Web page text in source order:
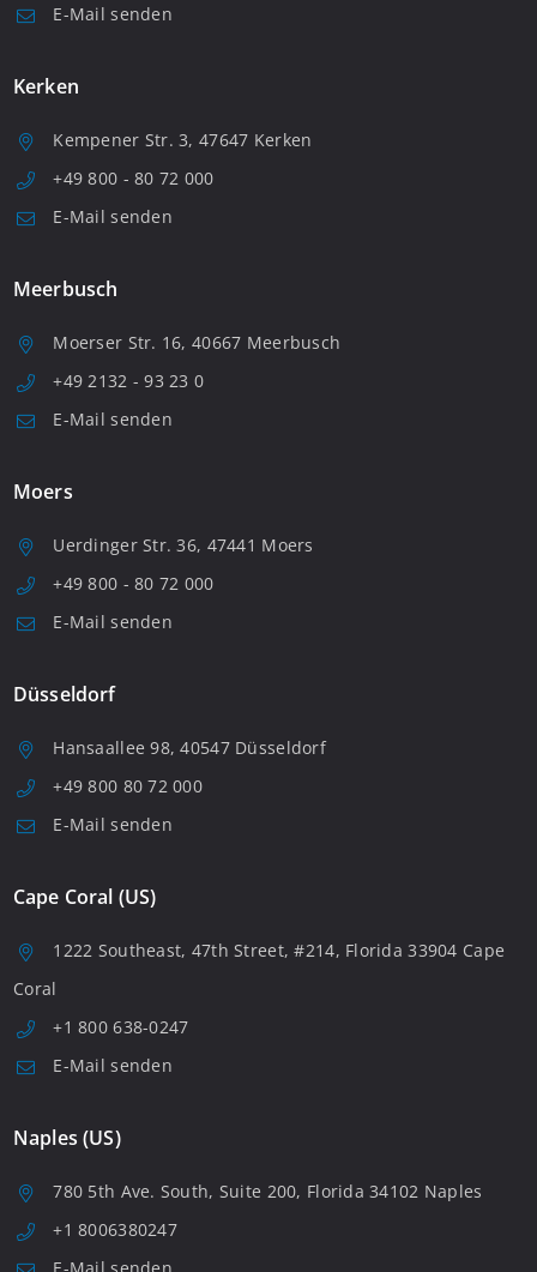
E-Mail senden
Kerken
Kempener Str. 3, 47647 Kerken
+49 800 - 80 72 000
E-Mail senden
Meerbusch
Moerser Str. 16, 40667 Meerbusch
+49 2132 - 93 23 0
E-Mail senden
Moers
Uerdinger Str. 36, 47441 Moers
+49 800 - 80 72 000
E-Mail senden
Düsseldorf
Hansaallee 98, 40547 Düsseldorf
+49 800 80 72 000
E-Mail senden
Cape Coral (US)
1222 Southeast, 47th Street, #214, Florida 33904 Cape
Coral
+1 800 638-0247
E-Mail senden
Naples (US)
780 5th Ave. South, Suite 200, Florida 34102 Naples
+1 8006380247
E-Mail senden